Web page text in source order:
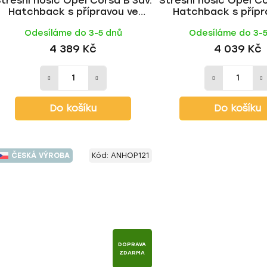
Hatchback s přípravou ve
| HAKR
Odesíláme do 3-5 dnů
4 389 Kč
Do košíku
Hatchback s
tyč | HAKR
Odesíláme do 3-
4 039 Kč
Do košíku
ČESKÁ VÝROBA
DOPRAVA
ZDARMA
Kód: ANHOP121